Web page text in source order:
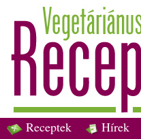
Receptek Hírek